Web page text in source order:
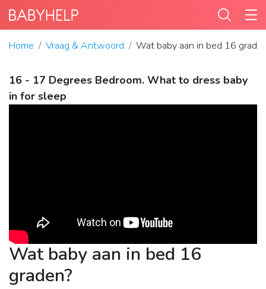
Home Vraag & Antwoord Wat baby aan in bed 16
16 - 17 Degrees Bedroom. What to dress baby
in for sleep
Wat baby aan in bed 16
graden?